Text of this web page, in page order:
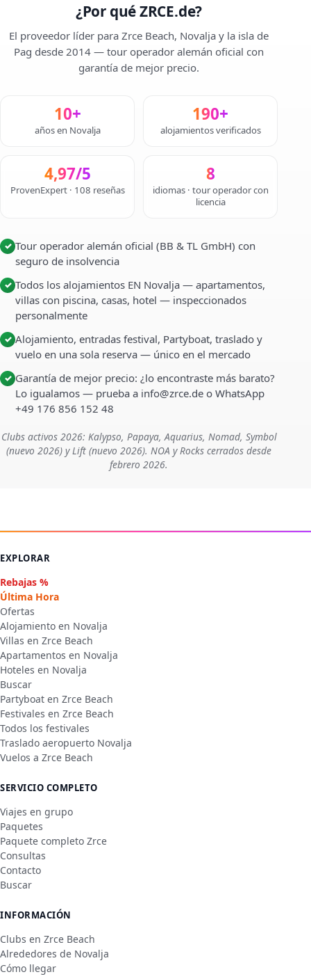
¿Por qué ZRCE.de?
El proveedor líder para Zrce Beach, Novalja y la isla de
Pag desde 2014 — tour operador alemán oficial con
garantía de mejor precio.
10+
años en Novalja
190+
alojamientos verificados
4,97/5
ProvenExpert · 108 reseñas
8
idiomas · tour operador con
licencia
✓ Tour operador alemán oficial (BB & TL GmbH) con
seguro de insolvencia
✓ Todos los alojamientos EN Novalja — apartamentos,
villas con piscina, casas, hotel — inspeccionados
personalmente
✓ Alojamiento, entradas festival, Partyboat, traslado y
vuelo en una sola reserva — único en el mercado
✓ Garantía de mejor precio: ¿lo encontraste más barato?
Lo igualamos — prueba a info@zrce.de o WhatsApp
+49 176 856 152 48
Clubs activos 2026: Kalypso, Papaya, Aquarius, Nomad, Symbol
(nuevo 2026) y Lift (nuevo 2026). NOA y Rocks cerrados desde
febrero 2026.
EXPLORAR
Rebajas %
Última Hora
Ofertas
Alojamiento en Novalja
Villas en Zrce Beach
Apartamentos en Novalja
Hoteles en Novalja
Buscar
Partyboat en Zrce Beach
Festivales en Zrce Beach
Todos los festivales
Traslado aeropuerto Novalja
Vuelos a Zrce Beach
SERVICIO COMPLETO
Viajes en grupo
Paquetes
Paquete completo Zrce
Consultas
Contacto
Buscar
INFORMACIÓN
Clubs en Zrce Beach
Alrededores de Novalja
Cómo llegar